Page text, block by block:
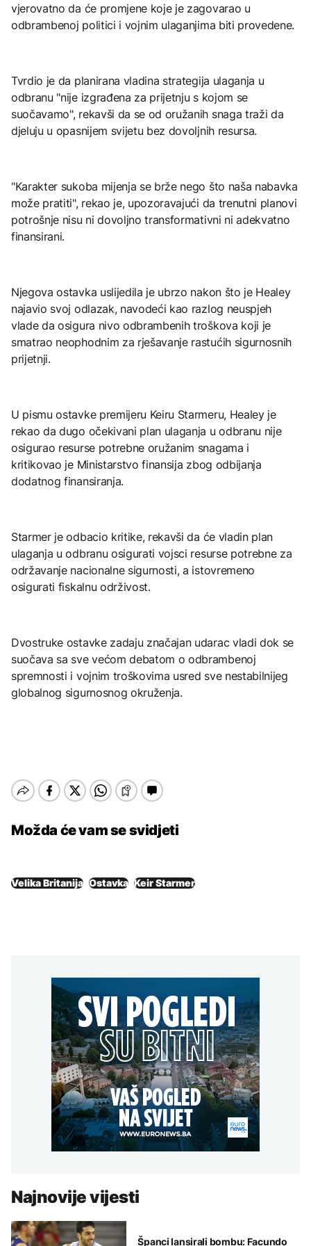
vjerovatno da će promjene koje je zagovarao u
odbrambenoj politici i vojnim ulaganjima biti provedene.
Tvrdio je da planirana vladina strategija ulaganja u
odbranu "nije izgrađena za prijetnju s kojom se
suočavamo", rekavši da se od oružanih snaga traži da
djeluju u opasnijem svijetu bez dovoljnih resursa.
"Karakter sukoba mijenja se brže nego što naša nabavka
može pratiti", rekao je, upozoravajući da trenutni planovi
potrošnje nisu ni dovoljno transformativni ni adekvatno
finansirani.
Njegova ostavka uslijedila je ubrzo nakon što je Healey
najavio svoj odlazak, navodeći kao razlog neuspjeh
vlade da osigura nivo odbrambenih troškova koji je
smatrao neophodnim za rješavanje rastućih sigurnosnih
prijetnji.
U pismu ostavke premijeru Keiru Starmeru, Healey je
rekao da dugo očekivani plan ulaganja u odbranu nije
osigurao resurse potrebne oružanim snagama i
kritikovao je Ministarstvo finansija zbog odbijanja
dodatnog finansiranja.
Starmer je odbacio kritike, rekavši da će vladin plan
ulaganja u odbranu osigurati vojsci resurse potrebne za
održavanje nacionalne sigurnosti, a istovremeno
osigurati fiskalnu održivost.
Dvostruke ostavke zadaju značajan udarac vladi dok se
suočava sa sve većom debatom o odbrambenoj
spremnosti i vojnim troškovima usred sve nestabilnijeg
globalnog sigurnosnog okruženja.
Možda će vam se svidjeti
Velika Britanija Ostavka Keir Starmer
Najnovije vijesti
Španci lansirali bombu: Facundo